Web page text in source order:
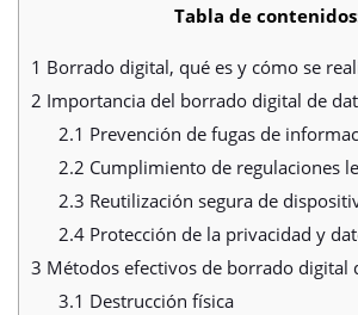
Tabla de
1 Borrado digital, qué es y cómo se
2 Importancia del borrado digital de
2.1 Prevención de fugas de
2.2 Cumplimiento de regulaciones
2.3 Reutilización segura de
2.4Protección de la privacidad y
3 Métodos efectivos de borrado digital
3.1 Destrucción física